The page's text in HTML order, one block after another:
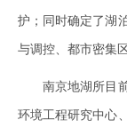
护；同时确定了湖
与调控、都市密集
南京地湖所目前
环境工程研究中心